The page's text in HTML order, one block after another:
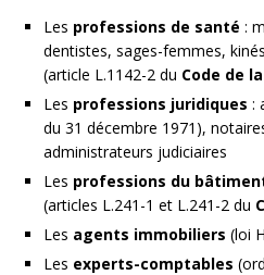
Les professions de santé :
dentistes, sages-femmes,
(article L.1142-2 du Code de
Les professions juridiques :
du 31 décembre 1971),
administrateurs judiciaires
Les professions du
(articles L.241-1 et L.241-2 du
Les agents immobiliers (loi
Les experts-comptables